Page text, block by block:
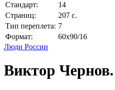
Стандарт:
14
Страниц:
207 с.
Тип переплета: 7
Формат:
60x90/16
Люди России
Виктор